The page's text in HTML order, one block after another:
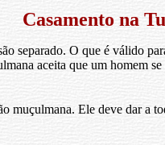
Casamento na
separado. O que é válido
aceita que um homem
Ele deve dar a